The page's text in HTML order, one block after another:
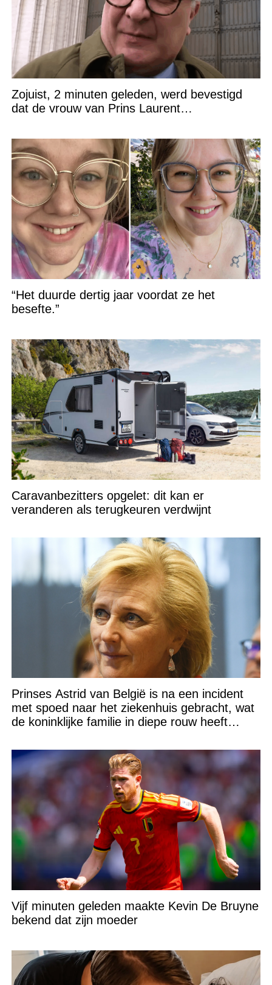
Zojuist, 2 minuten geleden, werd bevestigd
dat de vrouw van Prins Laurent…
“Het duurde dertig jaar voordat ze het
besefte.”
Caravanbezitters opgelet: dit kan er
veranderen als terugkeuren verdwijnt
Prinses Astrid van België is na een incident
met spoed naar het ziekenhuis gebracht, wat
de koninklijke familie in diepe rouw heeft
Vijf minuten geleden maakte Kevin De Bruyne
bekend dat zijn moeder